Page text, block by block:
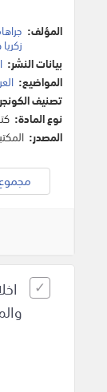
المؤلف:
بيانات النشر:
المواضيع:
تصنيف
نوع المادة:
المصدر:
مجموع